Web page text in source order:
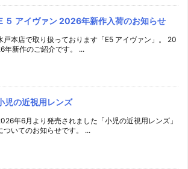
５ アイヴァン 2026年新作入荷のお知らせ
戸本店で取り扱っております「E5 アイヴァン」。 20
年新作のご紹介です。 ...
児の近視用レンズ
年6月より発売されました「小児の近視用レンズ」
ついてのお知らせです。 ...